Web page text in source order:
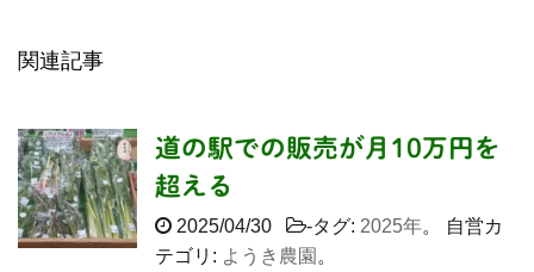
関連記事
道の駅での販売が月10万円を
超える
2025/04/30 -タグ: 2025年。 自営カ
テゴリ: ようき農園。